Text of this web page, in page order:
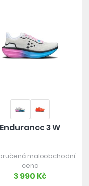
Endurance 3 W
maloobchodní
cena
3 990 Kč